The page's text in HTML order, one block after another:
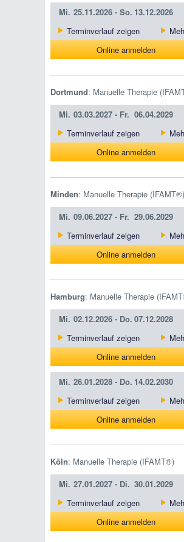
Mi. 25.11.2026 - So. 13.12.2026
Terminverlauf zeigen
Online anmelden
Dortmund: Manuelle Therapie
Mi. 03.03.2027 - Fr. 06.04.2029
Terminverlauf zeigen
Online anmelden
Minden: Manuelle Therapie (IFAMT®)
Mi. 09.06.2027 - Fr. 29.06.2029
Terminverlauf zeigen
Online anmelden
Hamburg: Manuelle Therapie
Mi. 02.12.2026 - Do. 07.12.2028
Terminverlauf zeigen
Online anmelden
Mi. 26.01.2028 - Do. 14.02.2030
Terminverlauf zeigen
Online anmelden
Köln: Manuelle Therapie (IFAMT®)
Mi. 27.01.2027 - Di. 30.01.2029
Terminverlauf zeigen
Online anmelden